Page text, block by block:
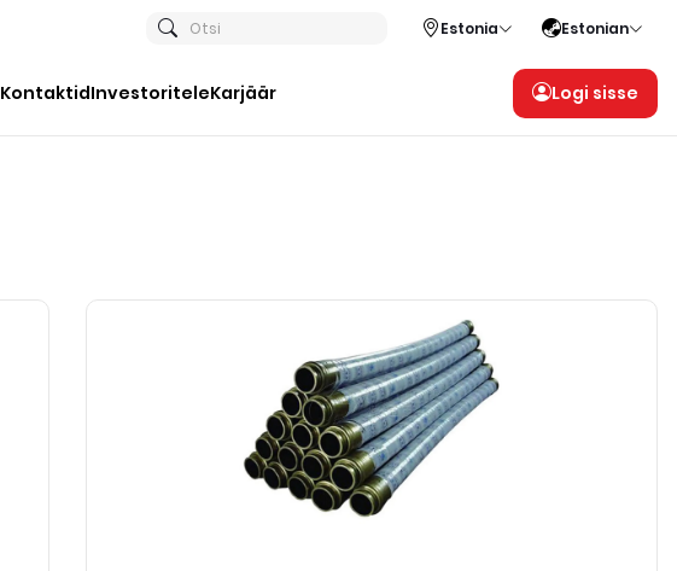
Otsi Estonia Estonian
KontaktidInvestoriteleKarjäär Logi sisse